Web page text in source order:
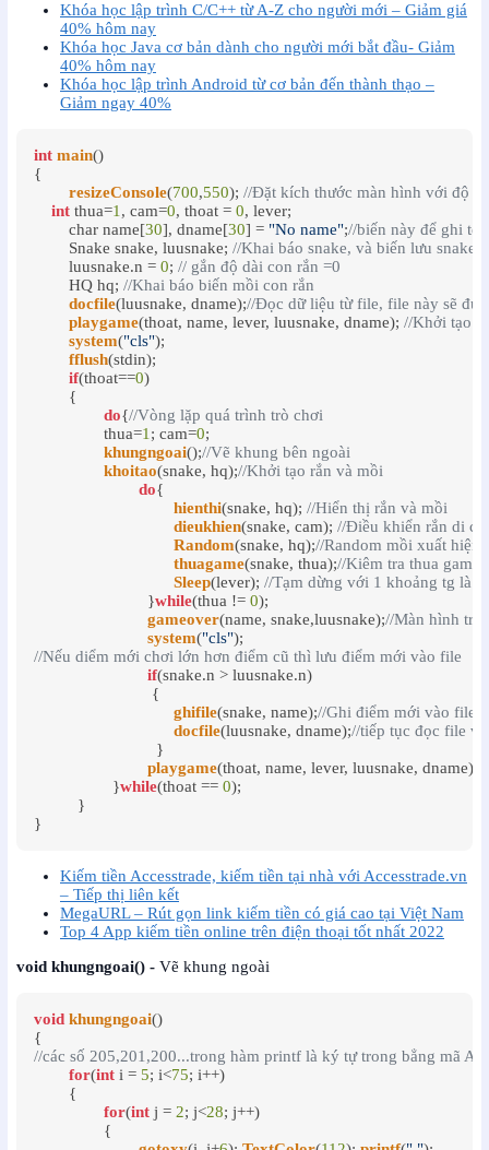
Khóa học lập trình C/C++ từ A-Z cho người mới – Giảm giá
40% hôm nay
Khóa học Java cơ bản dành cho người mới bắt đầu- Giảm
40% hôm nay
Khóa học lập trình Android từ cơ bản đến thành thạo –
Giảm ngay 40%
int main()
{
resizeConsole(700,550); //Đặt kích thước màn hình với độ
int thua=1, cam=0, thoat = 0, lever;
  	char name[
30], dname[30] = "No name";//biến này để ghi
  	Snake snake, luusnake;
//Khai báo snake, và biến lưu snake
  	luusnake.n =
0; // gắn độ dài con rắn =0
  	HQ hq;
//Khai báo biến mồi con rắn
docfile(luusnake, dname);//Đọc dữ liệu từ file, file này sẽ
playgame(thoat, name, lever, luusnake, dname); //Khởi tạo
system("cls");
fflush(stdin);
if(thoat==0)
do{//Vòng lặp quá trình trò chơi
  	     	thua=
1; cam=0;
khungngoai();//Vẽ khung bên ngoài
khoitao(snake, hq);//Khởi tạo rắn và mồi
do{
hienthi(snake, hq); //Hiển thị rắn và mồi
dieukhien(snake, cam); //Điều khiển rắn di
Random(snake, hq);//Random mồi xuất hiện
thuagame(snake, thua);//Kiêm tra thua game
Sleep(lever); //Tạm dừng với 1 khoảng tg là
			  }
while(thua != 0);
gameover(name, snake,luusnake);//Màn hình trò
system("cls"
//Nếu diểm mới chơi lớn hơn điểm cũ thì lưu điểm mới vào file
if(snake.n > luusnake.n)
ghifile(snake, name);//Ghi điểm mới vào file
docfile(luusnake, dname);//tiếp tục đọc file
playgame(thoat, name, lever, luusnake, dname);
		  }
while(thoat == 0);
}
Kiếm tiền Accesstrade, kiếm tiền tại nhà với Accesstrade.vn
– Tiếp thị liên kết
MegaURL – Rút gọn link kiếm tiền có giá cao tại Việt Nam
Top 4 App kiếm tiền online trên điện thoại tốt nhất 2022
void khungngoai() - Vẽ khung ngoài
void khungngoai()
//các số 205,201,200...trong hàm printf là ký tự trong bẳng mã
for(int i = 5; i<75; i++)
for(int j = 2; j<28; j++)